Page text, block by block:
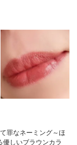
罪なネーミング～ほ
しいブラウンカラ